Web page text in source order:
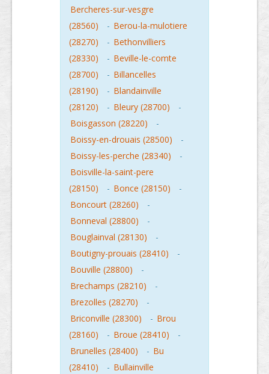
Bercheres-sur-vesgre
(28560)
- Berou-la-mulotiere
(28270)
- Bethonvilliers
(28330)
- Beville-le-comte
(28700)
- Billancelles
(28190)
- Blandainville
(28120)
- Bleury (28700)
-
Boisgasson (28220)
-
Boissy-en-drouais (28500)
-
Boissy-les-perche (28340)
-
Boisville-la-saint-pere
(28150)
- Bonce (28150)
-
Boncourt (28260)
-
Bonneval (28800)
-
Bouglainval (28130)
-
Boutigny-prouais (28410)
-
Bouville (28800)
-
Brechamps (28210)
-
Brezolles (28270)
-
Briconville (28300)
- Brou
(28160)
- Broue (28410)
-
Brunelles (28400)
- Bu
(28410)
- Bullainville